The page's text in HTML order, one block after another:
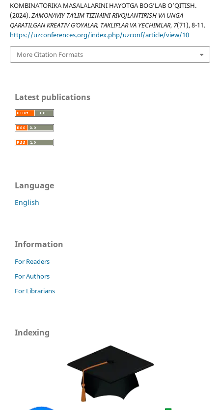
KOMBINATORIKA MASALALARINI HAYOTGA BOG’LAB O’QITISH.
(2024).ZAMONAVIY TA’LIM TIZIMINI RIVOJLANTIRISH VA UNGA
QARATILGAN KREATIV G’OYALAR, TAKLIFLAR VA YECHIMLAR, 7(71), 8-11.
https://uzconferences.org/index.php/uzconf/article/view/10
More Citation Formats
Latest publications
Language
English
Information
For Readers
For Authors
For Librarians
Indexing